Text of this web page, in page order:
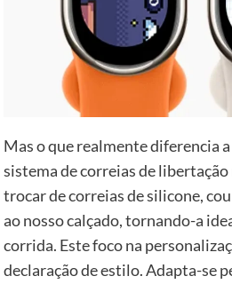
Mas o que realmente diferencia
sistema de correias de
trocar de correias de silicone,
ao nosso calçado, tornando-a
corrida. Este foco na
declaração de estilo. Adapta-se